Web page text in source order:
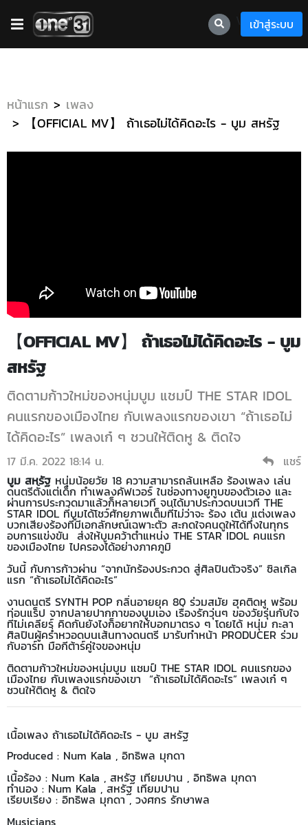
เข้าสู่ระบบ
หน้าแรก
เพลง
【OFFICIAL MV】 ถ้าเธอไม่ได้คิดอะไร - บูม สหรัฐ
【OFFICIAL MV】 ถ้าเธอไม่ได้คิดอะไร - บูม
สหรัฐ
ติดตามก้าวใหม่ของหนุ่มบูม แชมป์ THE STAR IDOL
คนแรกของเมืองไทย กับเพลงแรกของเขา “ถ้าเธอไม่
ได้คิดอะไร” เพลงเก๋ ๆ ชวนให้ติดหู & ติดใจ
17 มี.ค. 2022 18:14 น.
แชร์
บูม สหรัฐ หนุ่มน้อยวัย 18 ความสามารถล้นเหลือ ร้องเพลง เล่น
ดนตรีตั้งแต่เด็ก ทำเพลงคัฟเวอร์ ในช่องทางยูทูบของตัวเอง และ
ผ่านการประกวดมาแล้วก็หลายเวที จนได้มาประกวดบนเวที THE
STAR IDOL ที่บูมได้โชว์ศักยภาพเต็มที่ไม่ว่าจะ ร้อง เต้น แต่งเพลง
บวกเสียงร้องที่มีเอกลักษณ์เฉพาะตัว สะกดใจคนดูให้ได้ทึ่งในทุกร
อบการแข่งขัน ส่งให้บูมคว้าตำแหน่ง THE STAR IDOL คนแรก
ของเมืองไทย ไปครองได้อย่างภาคภูมิ
วันนี้ กับการก้าวผ่าน “จากนักร้องประกวด สู่ศิลปินตัวจริง” ซิลเกิล
แรก “ถ้าเธอไม่ได้คิดอะไร”
งานดนตรี SYNTH POP กลิ่นอายยุค 80 ร่วมสมัย ฮุคติดหู พร้อม
ท่อนแร็ป จากปลายปากกาของบูมเอง เรื่องรักวุ่นๆ ของวัยรุ่นกับใจ
ที่ไม่เคลียร์ คิดกันยังไงก็อยากให้บอกมาตรง ๆ โดยได้ หนุ่ม กะลา
ศิลปินผู้คร่ำหวอดบนเส้นทางดนตรี มารับทำหน้า PRODUCER ร่วม
กับอาร์ท มือกีต้าร์คู่ใจของหนุ่ม
ติดตามก้าวใหม่ของหนุ่มบูม แชมป์ THE STAR IDOL คนแรกของ
เมืองไทย กับเพลงแรกของเขา “ถ้าเธอไม่ได้คิดอะไร” เพลงเก๋ ๆ
ชวนให้ติดหู & ติดใจ
เนื้อเพลง ถ้าเธอไม่ได้คิดอะไร - บูม สหรัฐ
Produced : Num Kala , อิทธิพล มุกดา
เนื้อร้อง : Num Kala , สหรัฐ เทียมปาน , อิทธิพล มุกดา
ทำนอง : Num Kala , สหรัฐ เทียมปาน
เรียบเรียง : อิทธิพล มุกดา , วงศกร รักษาพล
Musicians